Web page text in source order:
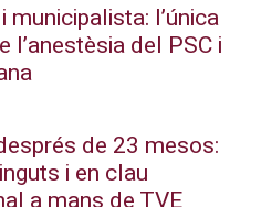
l’única
l’anestèsia del PSC i
de 23 mesos:
i en clau